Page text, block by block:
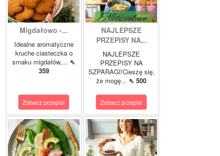
Migdałowo -...
Idealne aromatyczne
kruche ciasteczka o
smaku migdałów,... ⇖
359
Zobacz przepis!
NAJLEPSZE
PRZEPISY NA...
NAJLEPSZE
PRZEPISY NA
SZPARAGI!Cieszę się,
że mogę... ⇖ 500
Zobacz przepis!